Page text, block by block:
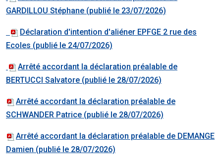
GARDILLOU Stéphane (publié le 23/07/2026)
Déclaration d'intention d'aliéner EPFGE 2 rue des
Ecoles (publié le 24/07/2026)
Arrêté accordant la déclaration préalable de
BERTUCCI Salvatore (publié le 28/07/2026)
Arrêté accordant la déclaration préalable de
SCHWANDER Patrice (publié le 28/07/2026)
Arrêté accordant la déclaration préalable de DEMANGE
Damien (publié le 28/07/2026)